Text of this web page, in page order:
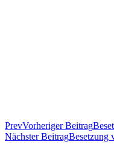
PrevVorheriger Beitrag
Nächster BeitragBesetzung